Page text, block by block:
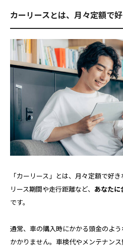
カーリースとは、月々定額で
「カーリース」とは、月々定額で好
リース期間や走行距離など、 あなたに
です。
通常、車の購入時にかかる頭金のよ
かかりません。車検代やメンテナン
料金 新車リース
男性パーソナルジム 相場
自動車免許 評判
車査定 車買取
転職サイト 防災
駐車場 駐車場アプリ
駐車場予約 駐車場検索